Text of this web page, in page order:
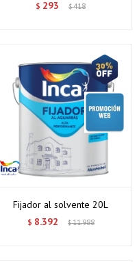
$ 293 $418
Fijador al solvente 20L
$ 8.392 $11.988